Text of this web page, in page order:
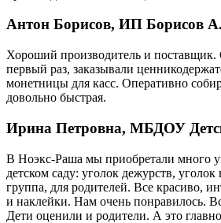
Антон Борисов, ИП Борисов
Хороший производитель и поставщик.
первый раз, заказывали
монетницы для касс. Оперативно
довольно быстрая.
Ирина Петровна, МБДОУ
В Ноэкс-Раша мы приобретали много
детском саду: уголок дежурств, уголок
группа, для родителей. Все красиво,
и наклейки. Нам очень понравилось.
Дети оценили и родители. А это